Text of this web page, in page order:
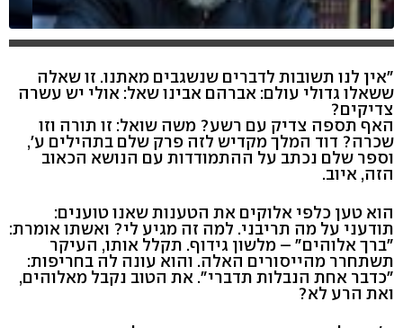
"אין לנו תשובות לדברים שנשגבים מאתנו. זו שאלה
ששאלו גדולי עולם: אברהם אבינו שאל: אולי יש עשרה
צדיקים?
האף תספה צדיק עם רשע? משה שואל: זו תורה וזו
שכרה? דוד המלך מקדיש לזה פרק שלם בתהילים ע',
וספר שלם נכתב על ההתמודדות עם הנושא הכאוב
הזה, איוב.
הוא טען כלפי אלוקים את הטענות שאנו טוענים:
תודעני על מה תריבני. למה זה מגיע לי? ואשתו אומרת:
"ברך אלוהים" – מלשון גידוף. תקלל אותו, העיקר
תשתחרר מהייסורים האלה. והוא עונה לה בחריפות:
"כדבר אחת הנבלות תדברי". את הטוב נקבל מאלוהים,
ואת הרע לא?